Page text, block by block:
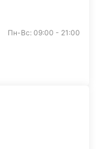
Пн-Вс: 09:00 - 21:00